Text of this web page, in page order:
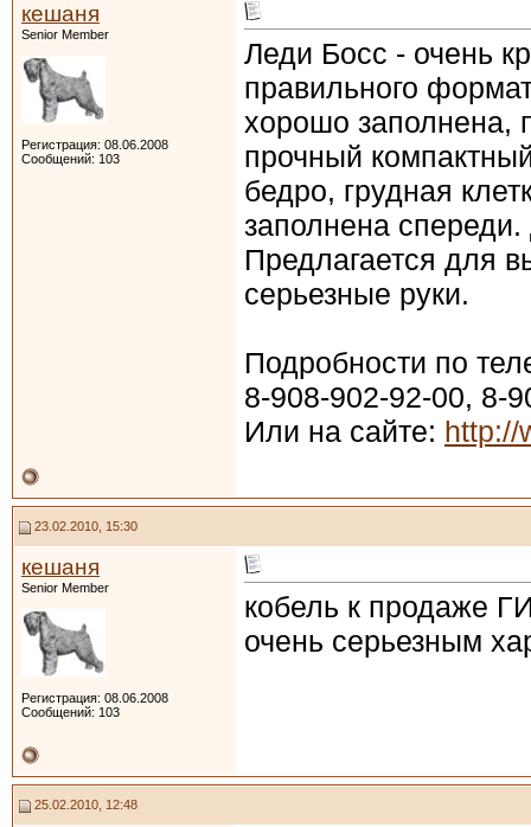
кешаня
Senior Member
Регистрация: 08.06.2008
Сообщений: 103
Леди Босс - очень
правильного
хорошо заполнена,
прочный
бедро, грудная
заполнена
Предлагается для
серьезные руки.
Подробности по
8-908-902-92-00, 8-
Или на сайте: http://
23.02.2010, 15:30
кешаня
Senior Member
Регистрация: 08.06.2008
Сообщений: 103
кобель к продаже
очень серьезным
25.02.2010, 12:48